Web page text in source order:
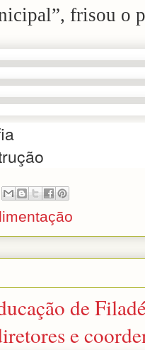
frisou o
de
e